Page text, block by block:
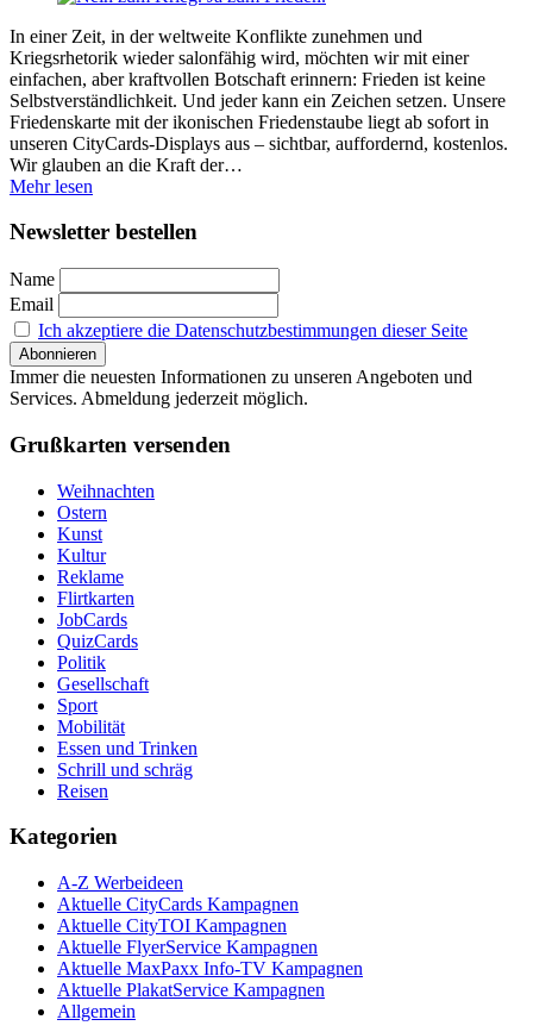
In einer Zeit, in der weltweite Konflikte zunehmen und
Kriegsrhetorik wieder salonfähig wird, möchten wir mit einer
einfachen, aber kraftvollen Botschaft erinnern: Frieden ist keine
Selbstverständlichkeit. Und jeder kann ein Zeichen setzen. Unsere
Friedenskarte mit der ikonischen Friedenstaube liegt ab sofort in
unseren CityCards-Displays aus – sichtbar, auffordernd, kostenlos.
Wir glauben an die Kraft der…
Mehr lesen
Newsletter bestellen
Name
Email
Ich akzeptiere die Datenschutzbestimmungen dieser Seite
Immer die neuesten Informationen zu unseren Angeboten und
Services. Abmeldung jederzeit möglich.
Grußkarten versenden
Weihnachten
Ostern
Kunst
Kultur
Reklame
Flirtkarten
JobCards
QuizCards
Politik
Gesellschaft
Sport
Mobilität
Essen und Trinken
Schrill und schräg
Reisen
Kategorien
A-Z Werbeideen
Aktuelle CityCards Kampagnen
Aktuelle CityTOI Kampagnen
Aktuelle FlyerService Kampagnen
Aktuelle MaxPaxx Info-TV Kampagnen
Aktuelle PlakatService Kampagnen
Allgemein